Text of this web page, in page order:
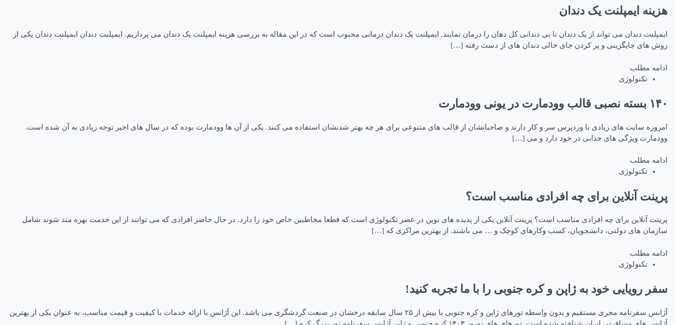
هزینه ایمپلنت یک دندان
ایمپلنت دندان می تواند از یک دندان تا بی دندانی کل دهان را درمان نمایند. ایمپلنت یک دندان درمانی محبوب است که در این مقاله به بررسی هزینه ایمپلنت یک دندان می پردازیم. ایمپلنت دندان ایمپلنت دندان یکی از
زوش های جایگزینی و پر کردن جای خالی دندان های از دست رفته […]
ادامه مطلب
تکنولوژی
۱۴۰ بسته نصبی قالب وودمارت در یونی وودمارت
امروزه سایت های زیادی با وردپرس سر و کار دارند و صاحبانشان از قالب های متنوعی برای هر چه بهتر شدنشان استفاده می کنند. یکی از آن ها وودمارت بوده که در سال های اخیر توجه زیادی به آن شده است.
وودمارت ویژگی های جذابی در خود دارد و می […]
ادامه مطلب
تکنولوژی
پرینت آنلاین برای چه افرادی مناسب است؟
پرینت آنلاین برای چه افرادی مناسب است؟ پرینت آنلاین یکی از پدیده های نوین در عصر تکنولوژی است که قطعا مخاطبین خاص خود را دارد. در حال حاضر افرادی که می توانند از این خدمت بهره مند شوند شامل
سازمان های دولتی، دانشجویان، کسب وکارهای کوچک و … می باشند. از بهترین مراکزی که […]
ادامه مطلب
تکنولوژی
سفر رویایی خود به ژاپن و کره جنوبی را با ما تجربه کنید!
آژانس سفرنامه مجری مستقیم و بدون واسطه تورهای ژاپن و کره جنوبی با بیش از ۲۵ سال سابقه درخشان در صنعت گردشگری می باشد. این آژانس با ارائه خدمات با کیفیت و قیمت مناسب، به عنوان یکی از بهترین